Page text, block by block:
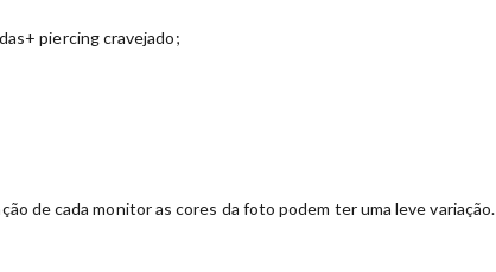
piercing cravejado;
de cada monitor as cores da foto podem ter uma leve variação.